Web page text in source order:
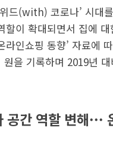
드(with) 코로나’ 시대
이 확대되면서 집에
인쇼핑 동향’ 자료에
을 기록하며 2019년
간 역할 변해···